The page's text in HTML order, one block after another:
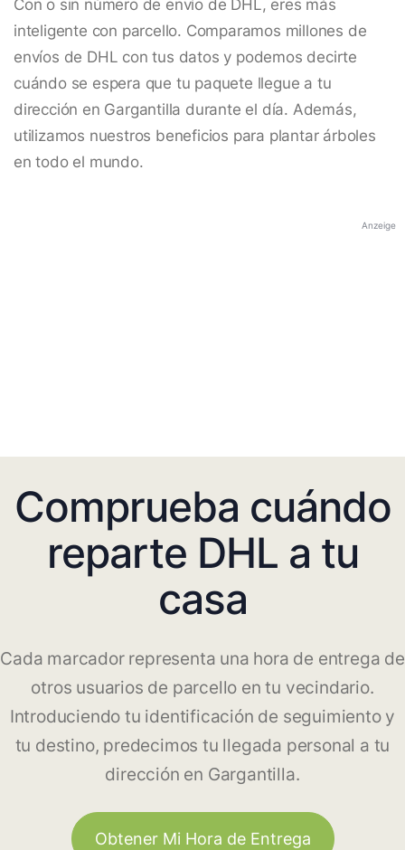
Con o sin número de envío de DHL, eres más
inteligente con parcello. Comparamos millones de
envíos de DHL con tus datos y podemos decirte
cuándo se espera que tu paquete llegue a tu
dirección en Gargantilla durante el día. Además,
utilizamos nuestros beneficios para plantar árboles
en todo el mundo.
Anzeige
Comprueba cuándo
reparte DHL a tu
casa
Cada marcador representa una hora de entrega de
otros usuarios de parcello en tu vecindario.
Introduciendo tu identificación de seguimiento y
tu destino, predecimos tu llegada personal a tu
dirección en Gargantilla.
Obtener Mi Hora de Entrega